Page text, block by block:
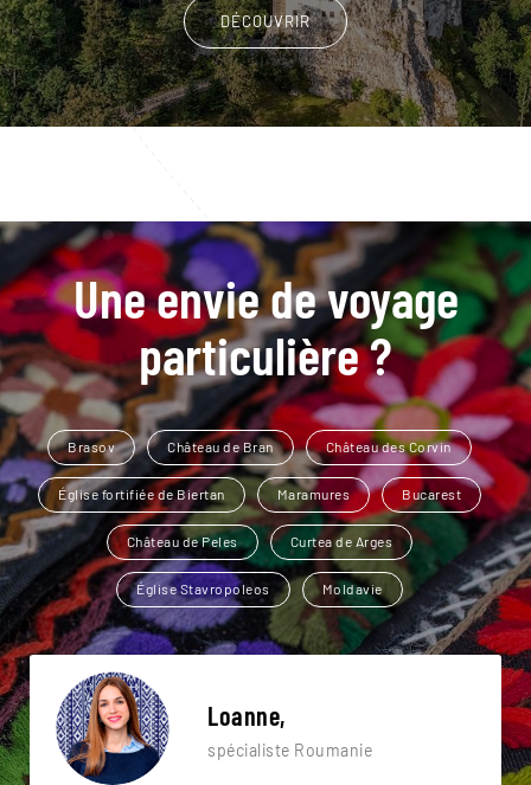
DÉCOUVRIR
Une envie de voyage
particulière ?
Brasov Château de Bran Château des Corvin
Église fortifiée de Biertan Maramures Bucarest
Château de Peles Curtea de Arges
Église Stavropoleos Moldavie
Loanne,
spécialiste Roumanie